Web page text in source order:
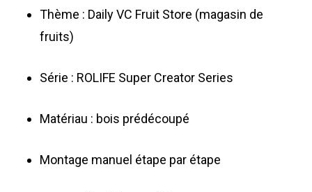
Thème : Daily VC Fruit Store (magasin de
fruits)
Série : ROLIFE Super Creator Series
Matériau : bois prédécoupé
Montage manuel étape par étape